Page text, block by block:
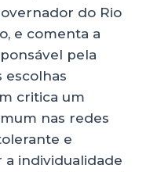
do Rio
e comenta a
pela
escolhas
critica um
nas redes
e
a individualidade